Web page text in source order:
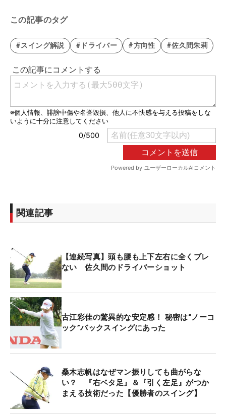
この記事のタグ
#スイング解説 #ドライバー #方向性 #佐久間朱莉
関連記事
【連続写真】頭も腰も上下左右に全くブレ
ない 佐久間のドライバーショット
古江彩佳の驚異的な安定感！ 秘密は“ノーコ
ック”バックスイングにあった
桑木志帆はなぜマン振りしても曲がらな
い？ 『右ベタ足』＆『引く左足』がつか
まえる技術だった【優勝者のスイング】